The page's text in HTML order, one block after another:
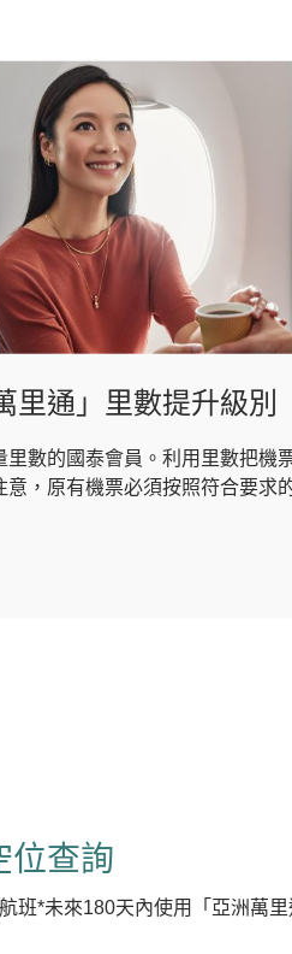
里通」里數提升級別
里數的國泰會員。利用里數把機
意，原有機票必須按照符合要求
位查詢
班*未來180天內使用「亞洲萬